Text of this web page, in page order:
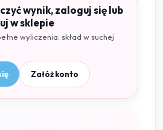
wynik, zaloguj się lub
w sklepie
wyliczenia: skład w suchej
Załóż konto